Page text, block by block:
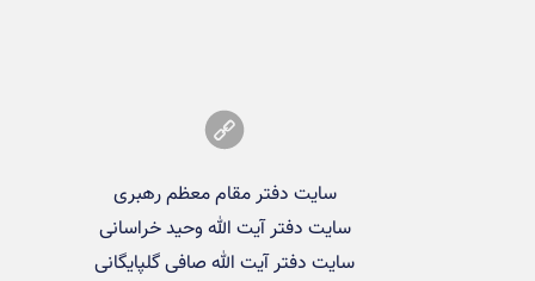
سایت دفتر مقام معظم رهبری
سایت دفتر آیت الله وحید خراسانی
سایت دفتر آیت الله صافی گلپایگانی